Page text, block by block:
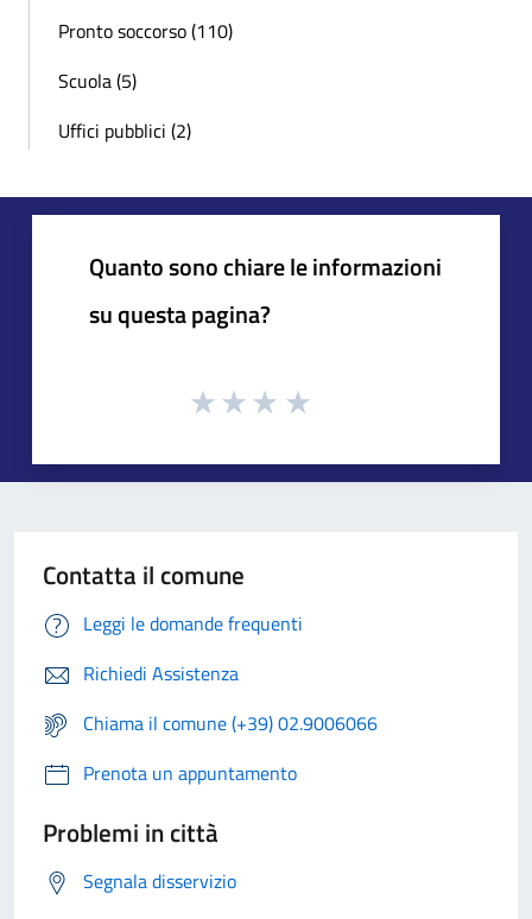
Pronto soccorso (110)
Scuola (5)
Uffici pubblici (2)
Quanto sono chiare le informazioni
su questa pagina?
Contatta il comune
Leggi le domande frequenti
Richiedi Assistenza
Chiama il comune (+39) 02.9006066
Prenota un appuntamento
Problemi in città
Segnala disservizio